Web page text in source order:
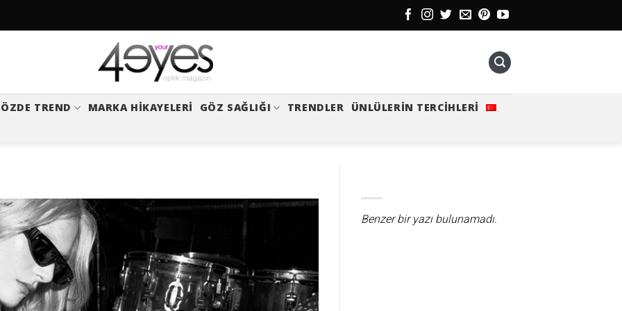
TREND MARKA HIKAYELERI GÖZ SAĞLIĞI TRENDLER ÜNLÜLERIN TERCIHLERI
Benzer bir yazı bulunamadı.